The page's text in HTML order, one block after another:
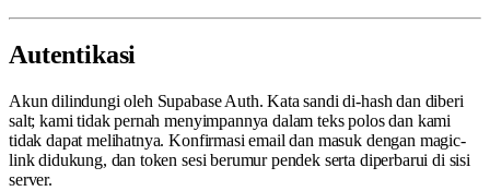
Autentikasi
Akun dilindungi oleh Supabase Auth. Kata sandi di-hash dan diberi
salt; kami tidak pernah menyimpannya dalam teks polos dan kami
tidak dapat melihatnya. Konfirmasi email dan masuk dengan magic-
link didukung, dan token sesi berumur pendek serta diperbarui di sisi
server.